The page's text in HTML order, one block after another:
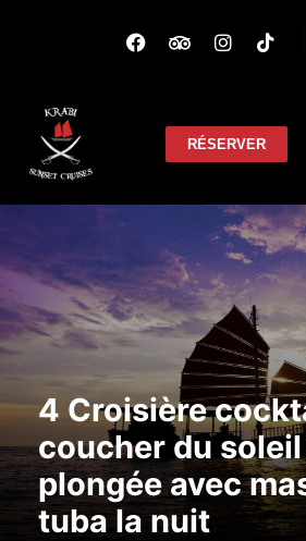
RÉSERVER
4 Croisière
coucher du
plongée avec
tuba la nuit